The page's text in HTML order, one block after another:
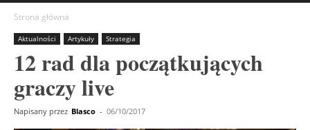
Strona główna
Aktualności Artykuły Strategia
12 rad dla początkujących
graczy live
Napisany przez Blasco - 06/10/2017